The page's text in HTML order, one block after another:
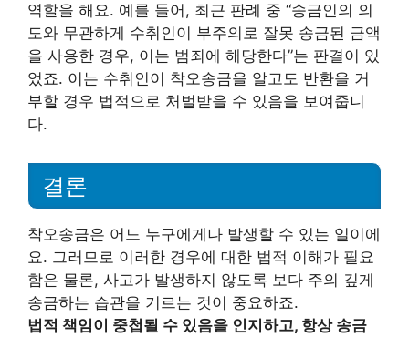
역할을 해요. 예를 들어, 최근 판례 중 “송금인의 의
도와 무관하게 수취인이 부주의로 잘못 송금된 금액
을 사용한 경우, 이는 범죄에 해당한다”는 판결이 있
었죠. 이는 수취인이 착오송금을 알고도 반환을 거
부할 경우 법적으로 처벌받을 수 있음을 보여줍니
다.
결론
착오송금은 어느 누구에게나 발생할 수 있는 일이에
요. 그러므로 이러한 경우에 대한 법적 이해가 필요
함은 물론, 사고가 발생하지 않도록 보다 주의 깊게
송금하는 습관을 기르는 것이 중요하죠.
법적 책임이 중첩될 수 있음을 인지하고, 항상 송금